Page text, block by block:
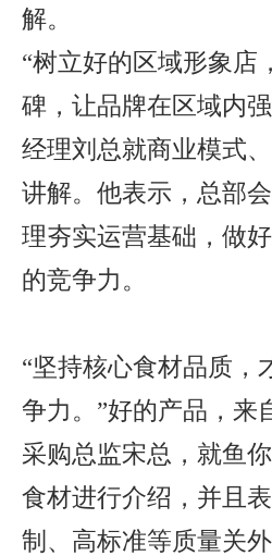
解。
“树立好的区域形象店
碑，让品牌在区域内
经理刘总就商业模式
讲解。他表示，总部
理夯实运营基础，做
的竞争力。
“坚持核心食材品质，
争力。”好的产品，来
采购总监宋总，就鱼
食材进行介绍，并且
制、高标准等质量关